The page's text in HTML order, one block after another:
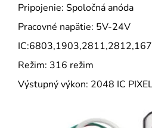
Pripojenie: Spoločná anóda
Pracovné napätie: 5V-24V
Režim: 316 režim
Výstupný výkon: 2048 IC